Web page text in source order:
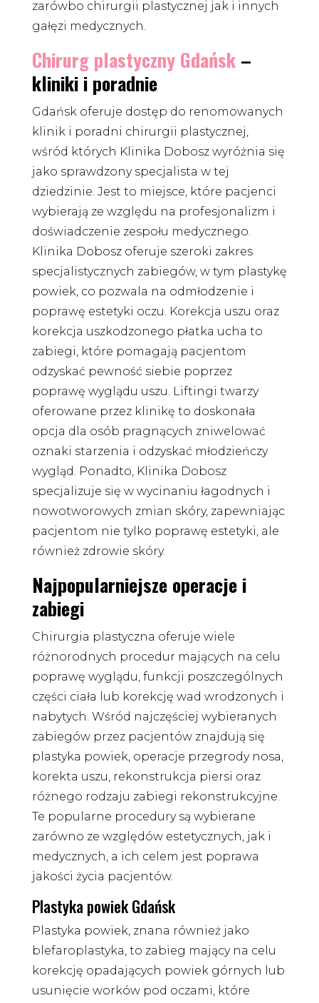
zarówbo chirurgii plastycznej jak i innych
gałęzi medycznych.
Chirurg plastyczny Gdańsk–
kliniki i poradnie
Gdańsk oferuje dostęp do renomowanych
klinik i poradni chirurgii plastycznej,
wśród których Klinika Dobosz wyróżnia się
jako sprawdzony specjalista w tej
dziedzinie. Jest to miejsce, które pacjenci
wybierają ze względu na profesjonalizm i
doświadczenie zespołu medycznego.
Klinika Dobosz oferuje szeroki zakres
specjalistycznych zabiegów, w tym plastykę
powiek, co pozwala na odmłodzenie i
poprawę estetyki oczu. Korekcja uszu oraz
korekcja uszkodzonego płatka ucha to
zabiegi, które pomagają pacjentom
odzyskać pewność siebie poprzez
poprawę wyglądu uszu. Liftingi twarzy
oferowane przez klinikę to doskonała
opcja dla osób pragnących zniwelować
oznaki starzenia i odzyskać młodzieńczy
wygląd. Ponadto, Klinika Dobosz
specjalizuje się w wycinaniu łagodnych i
nowotworowych zmian skóry, zapewniając
pacjentom nie tylko poprawę estetyki, ale
również zdrowie skóry.
Najpopularniejsze operacje i
zabiegi
Chirurgia plastyczna oferuje wiele
różnorodnych procedur mających na celu
poprawę wyglądu, funkcji poszczególnych
części ciała lub korekcję wad wrodzonych i
nabytych. Wśród najczęściej wybieranych
zabiegów przez pacjentów znajdują się
plastyka powiek, operacje przegrody nosa,
korekta uszu, rekonstrukcja piersi oraz
różnego rodzaju zabiegi rekonstrukcyjne.
Te popularne procedury są wybierane
zarówno ze względów estetycznych, jak i
medycznych, a ich celem jest poprawa
jakości życia pacjentów.
Plastyka powiek Gdańsk
Plastyka powiek, znana również jako
blefaroplastyka, to zabieg mający na celu
korekcję opadających powiek górnych lub
usunięcie worków pod oczami, które